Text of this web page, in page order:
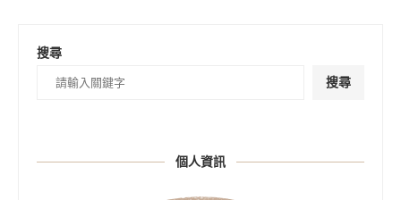
搜尋
搜尋
個人資訊